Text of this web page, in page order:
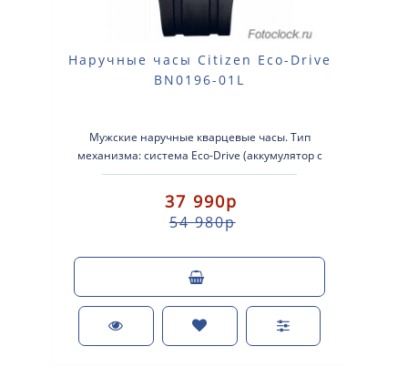
Наручные часы Citizen Eco-Drive
BN0196-01L
Мужские наручные кварцевые часы. Тип
механизма: система Eco-Drive (аккумулятор с
питанием от световой энергии). Корпус..
37 990р
54 980р